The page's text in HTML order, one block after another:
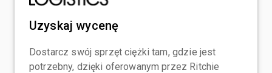
Uzyskaj wycenę
Dostarcz swój sprzęt ciężki tam, gdzie jest
potrzebny, dzięki oferowanym przez Ritchie